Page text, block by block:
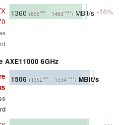
1360 (699min- 1463max)MBit/s -16%
AXE11000 6GHz
1506 (1352min - 1594max) MBit/s